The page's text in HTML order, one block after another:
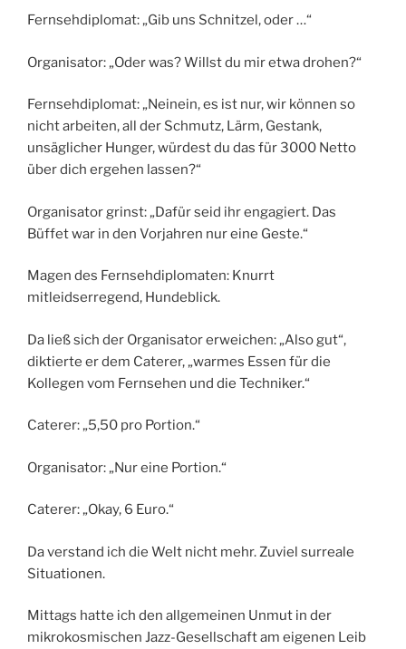
Fernsehdiplomat: „Gib uns Schnitzel, oder …“
Organisator: „Oder was? Willst du mir etwa drohen?“
Fernsehdiplomat: „Neinein, es ist nur, wir können so
nicht arbeiten, all der Schmutz, Lärm, Gestank,
unsäglicher Hunger, würdest du das für 3000 Netto
über dich ergehen lassen?“
Organisator grinst: „Dafür seid ihr engagiert. Das
Büffet war in den Vorjahren nur eine Geste.“
Magen des Fernsehdiplomaten: Knurrt
mitleidserregend, Hundeblick.
Da ließ sich der Organisator erweichen: „Also gut“,
diktierte er dem Caterer, „warmes Essen für die
Kollegen vom Fernsehen und die Techniker.“
Caterer: „5,50 pro Portion.“
Organisator: „Nur eine Portion.“
Caterer: „Okay, 6 Euro.“
Da verstand ich die Welt nicht mehr. Zuviel surreale
Situationen.
Mittags hatte ich den allgemeinen Unmut in der
mikrokosmischen Jazz-Gesellschaft am eigenen Leib